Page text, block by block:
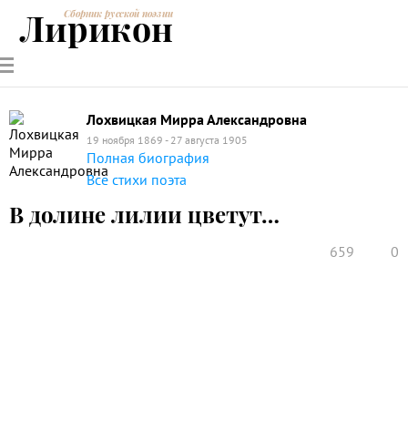
РУССКИЕ
ПОЭТЫ
СОВРЕМЕННИКИЭНЦИКЛОПЕДИЯ
ПОЭЗИИ
Сборник русской поэзии
Лирикон
Лохвицкая Мирра Александровна
19 ноября 1869 - 27 августа 1905
Полная биография
Все стихи поэта
В долине лилии цветут…
659 0